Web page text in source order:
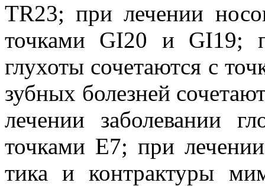
TR23; при лечении
точками GI20 и GI19;
глухоты сочетаются с
зубных болезней
лечении заболевании
точками Е7; при
тика и контрактуры